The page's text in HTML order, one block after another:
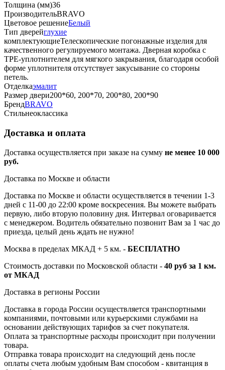
Толщина (мм)36
ПроизводительBRAVO
Цветовое решениеБелый
Тип дверейглухие
комплектующиеТелескопические погонажные изделия для
качественного регулируемого монтажа. Дверная коробка с
TPE-уплотнителем для мягкого закрывания, благодаря особой
форме уплотнителя отсутствует закусывание со стороны
петель.
Отделкаэмалит
Размер двери200*60, 200*70, 200*80, 200*90
БрендBRAVO
Стильнеоклассика
Доставка и оплата
Доставка осуществляется при заказе на сумму не менее 10 000
руб.
Доставка по Москве и области
Доставка по Москве и области осуществляется в течении 1-3
дней с 11-00 до 22:00 кроме воскресения. Вы можете выбрать
первую, либо вторую половину дня. Интервал оговаривается
с менеджером. Водитель обязательно позвонит Вам за 1 час до
приезда, целый день ждать не нужно!
Москва в пределах МКАД + 5 км. - БЕСПЛАТНО
Стоимость доставки по Московской области - 40 руб за 1 км.
от МКАД
Доставка в регионы России
Доставка в города России осуществляется транспортными
компаниями, почтовыми или курьерскими службами на
основании действующих тарифов за счет покупателя.
Оплата за транспортные расходы происходит при получении
товара.
Отправка товара происходит на следующий день после
оплаты счета любым удобным Вам способом - квитанция в